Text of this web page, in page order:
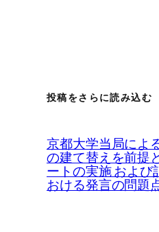
投稿をさらに読み込む
京都大学当局によ
の建て替えを前提
ートの実施 および
おける発言の問題